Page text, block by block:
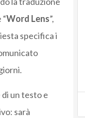
Word Lens”,
specifica i
un testo e
sarà